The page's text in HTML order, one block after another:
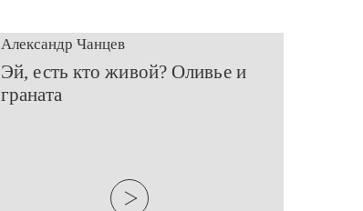
Александр Чанцев
Эй, есть кто живой? Оливье и
граната